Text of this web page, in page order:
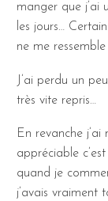
manger que j’ai
les jours…
ne me
J’ai perdu un
très vite repris…
En revanche
appréciable
quand je
j’avais vraiment